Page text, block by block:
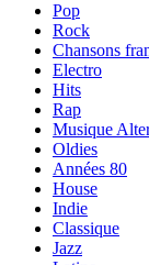
Pop
Rock
Chansons
Electro
Hits
Rap
Musique
Oldies
Années 80
House
Indie
Classique
Jazz